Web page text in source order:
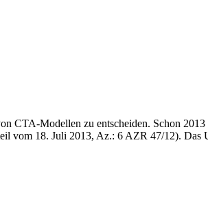
CTA-Modellen zu entscheiden. Schon
vom 18. Juli 2013, Az.: 6 AZR 47/12).